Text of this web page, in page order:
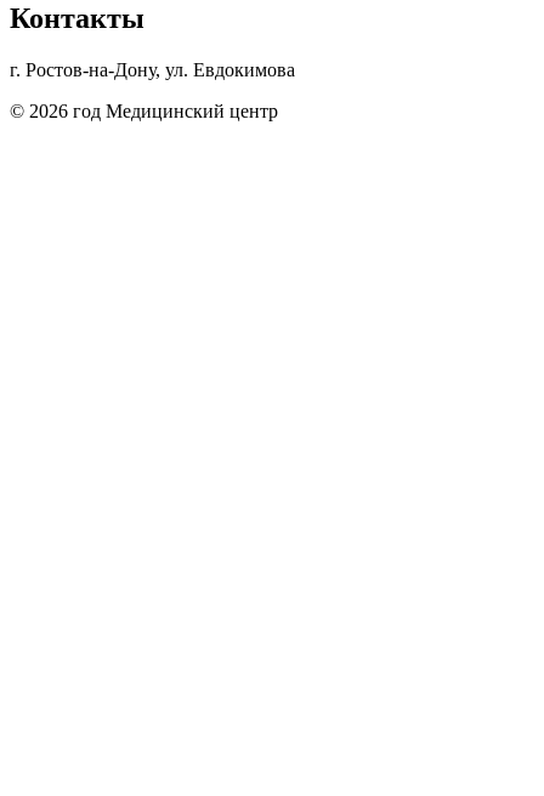
Контакты
г. Ростов-на-Дону, ул. Евдокимова
© 2026 год Медицинский центр